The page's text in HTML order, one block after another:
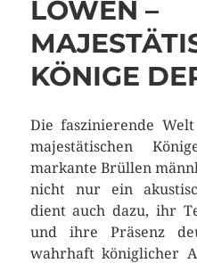
LÖWEN –
KÖNIGE
Die faszinierende
majestätischen
markante Brüllen
nicht nur ein
dient auch dazu, ihr
und ihre Präsenz
wahrhaft königlicher